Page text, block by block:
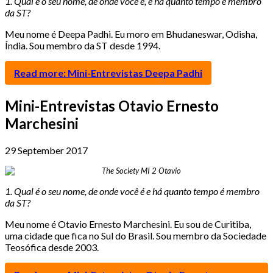
da ST?
Meu nome é Deepa Padhi. Eu moro em Bhudaneswar, Odisha,
Índia. Sou membro da ST desde 1994.
Read more: Mini-Entrevistas Deepa Padhi
Mini-Entrevistas Otavio Ernesto
Marchesini
29 September 2017
1. Qual é o seu nome, de onde você é e há quanto tempo é membro
da ST?
Meu nome é Otavio Ernesto Marchesini. Eu sou de Curitiba,
uma cidade que fica no Sul do Brasil. Sou membro da Sociedade
Teosófica desde 2003.